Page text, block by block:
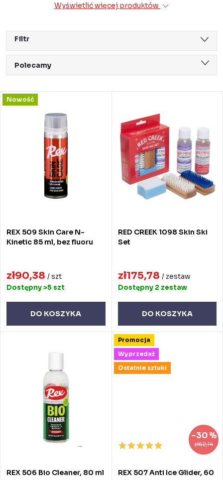
Wyświetlić więcej produktów
Filtr
o
r
p
o
d
k
Polecamy
Najdroższe
Najczęściej sprzedawane
Alfabetycznie
L
d
k
w
Nowość
REX 509 Skin Care N-
Kinetic 85 ml, bez fluoru
zł90,38 / szt
Dostępny>5 szt
DO KOSZYKA
RED CREEK 1098 Skin Ski
Set
zł175,78 / zestaw
Dostępny 2 zestaw
DO KOSZYKA
REX 506 Bio Cleaner, 80 ml
Promocja
Wyprzedaż
Ostatnie sztuki
zł62,14
–30 %
REX 507 Anti Ice Glider, 60